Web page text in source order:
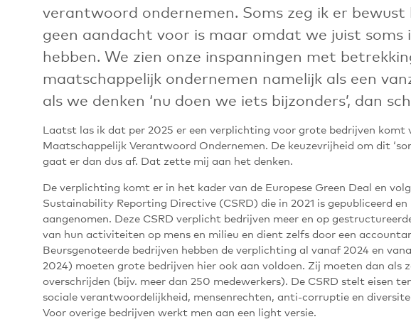
verantwoord ondernemen. Soms zeg ik er
geen aandacht voor is maar omdat we juist soms
hebben. We zien onze inspanningen met
maatschappelijk ondernemen namelijk als een
als we denken ‘nu doen we iets bijzonders’, dan
Laatst las ik dat per 2025 er een verplichting voor grote bedrijven
Maatschappelijk Verantwoord Ondernemen. De keuzevrijheid om dit
gaat er dan dus af. Dat zette mij aan het denken.
De verplichting komt er in het kader van de Europese Green Deal en
Sustainability Reporting Directive (CSRD) die in 2021 is gepubliceerd en
aangenomen. Deze CSRD verplicht bedrijven meer en op
van hun activiteiten op mens en milieu en dient zelfs door een
Beursgenoteerde bedrijven hebben de verplichting al vanaf 2024 en
2024) moeten grote bedrijven hier ook aan voldoen. Zij moeten dan als
overschrijden (bijv. meer dan 250 medewerkers). De CSRD stelt eisen
sociale verantwoordelijkheid, mensenrechten, anti-corruptie en
Voor overige bedrijven werkt men aan een light versie.